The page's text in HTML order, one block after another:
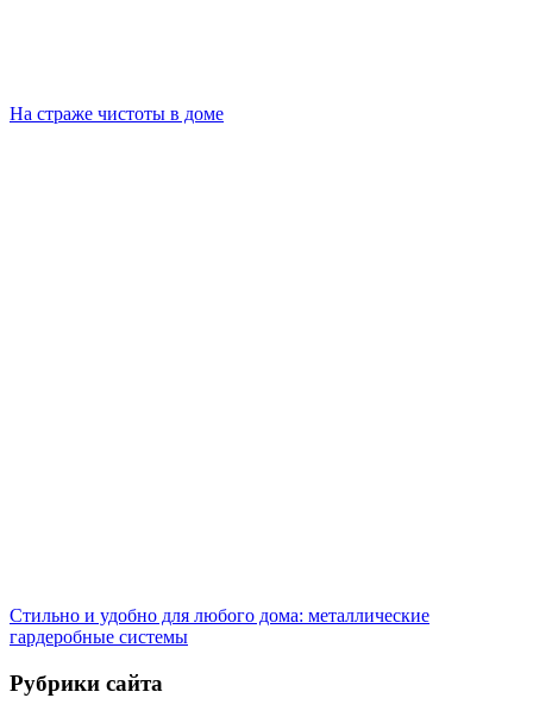
На страже чистоты в доме
Стильно и удобно для любого дома: металлические
гардеробные системы
Рубрики сайта